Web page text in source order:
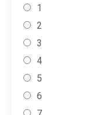
1
2
3
4
5
6